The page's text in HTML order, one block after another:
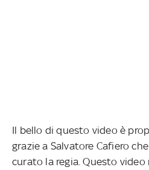
Il bello di questo video è
grazie a Salvatore Cafiero
curato la regia. Questo